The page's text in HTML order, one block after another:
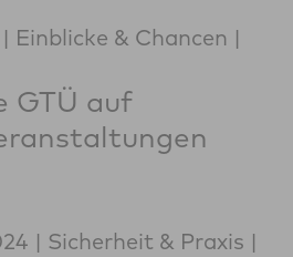
Einblicke & Chancen
GTÜ auf
Sicherheit & Praxis